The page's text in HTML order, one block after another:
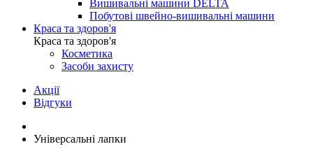
Вишивальні машини DELTA
Побутові швейно-вишивальні машини
Краса та здоров'я
Краса та здоров'я
Косметика
Засоби захисту
Акції
Відгуки
Універсальні лапки